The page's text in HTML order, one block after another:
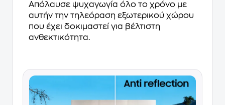
Απόλαυσε ψυχαγωγία όλο το χρόνο με
αυτήν την τηλεόραση εξωτερικού χώρου
που έχει δοκιμαστεί για βέλτιστη
ανθεκτικότητα.